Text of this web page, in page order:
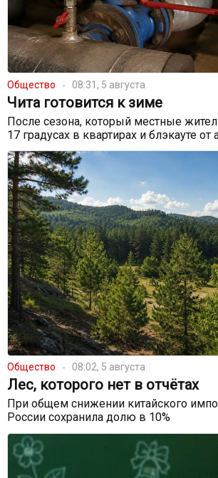
Общество 08:31, 5 августа
Чита готовится к зиме
После сезона, который местные
17 градусах в квартирах и блэкауте
Общество 08:02, 5 августа
Лес, которого нет в отчётах
При общем снижении китайского
России сохранила долю в 10%